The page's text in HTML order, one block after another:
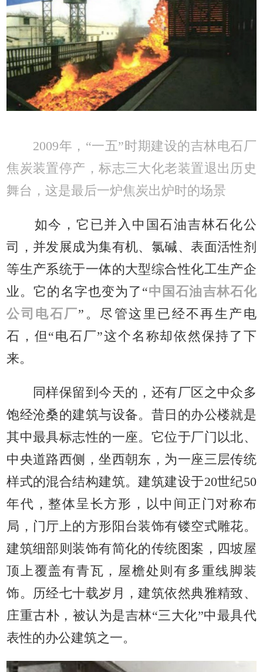
2009年，“一五”时期建设的吉林电石厂
焦炭装置停产，标志三大化老装置退出历史
舞台，这是最后一炉焦炭出炉时的场景
如今，它已并入中国石油吉林石化公
司，并发展成为集有机、氯碱、表面活性剂
等生产系统于一体的大型综合性化工生产企
业。它的名字也变为了“中国石油吉林石化
公司电石厂 ”。尽管这里已经不再生产电
石，但“电石厂”这个名称却依然保持了下
来。
同样保留到今天的，还有厂区之中众多
饱经沧桑的建筑与设备。昔日的办公楼就是
其中最具标志性的一座。它位于厂门以北、
中央道路西侧，坐西朝东，为一座三层传统
样式的混合结构建筑。建筑建设于20世纪50
年代，整体呈长方形，以中间正门对称布
局，门厅上的方形阳台装饰有镂空式雕花。
建筑细部则装饰有简化的传统图案，四坡屋
顶上覆盖有青瓦，屋檐处则有多重线脚装
饰。历经七十载岁月，建筑依然典雅精致、
庄重古朴，被认为是吉林“三大化”中最具代
表性的办公建筑之一。